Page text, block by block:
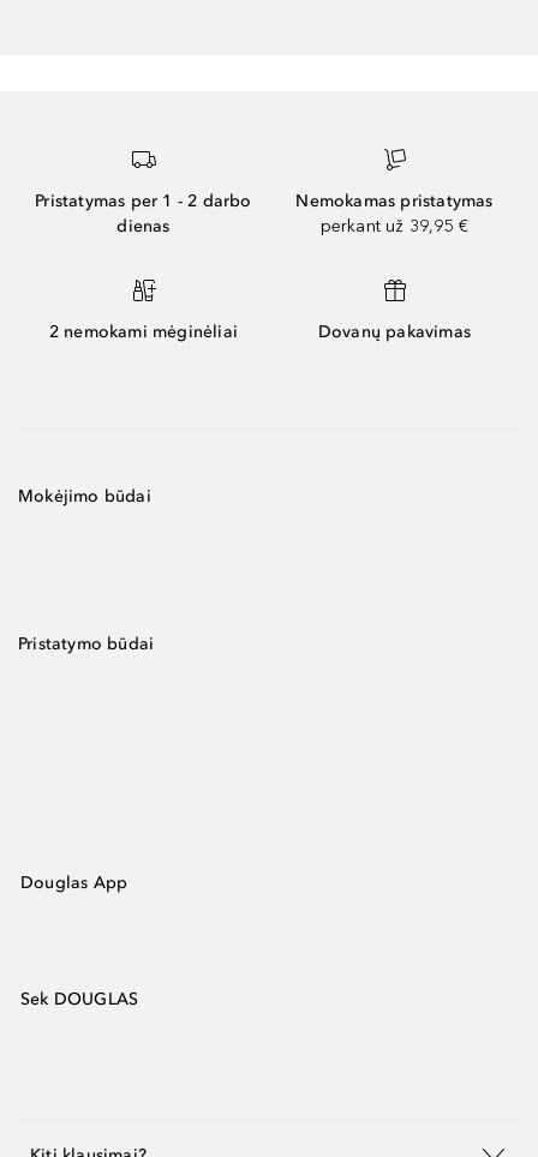
Pristatymas per 1 - 2 darbo
dienas
Nemokamas pristatymas
perkant už 39,95 €
2 nemokami mėginėliai Dovanų pakavimas
Mokėjimo būdai
Pristatymo būdai
Douglas App
Sek DOUGLAS